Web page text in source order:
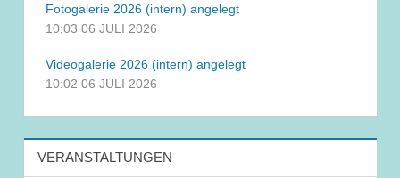
Fotogalerie 2026 (intern) angelegt
10:03 06 JULI 2026
Videogalerie 2026 (intern) angelegt
10:02 06 JULI 2026
VERANSTALTUNGEN